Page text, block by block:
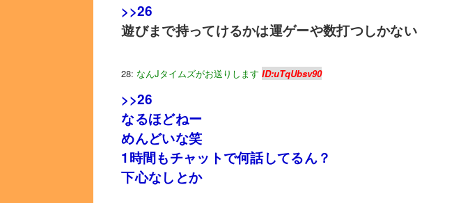
>>26
遊びまで持ってけるかは運ゲーや数打つしかない
28:なんJタイムズがお送りします ID:uTqUbsv90
>>26
なるほどねー
めんどいな笑
1時間もチャットで何話してるん？
下心なしとか